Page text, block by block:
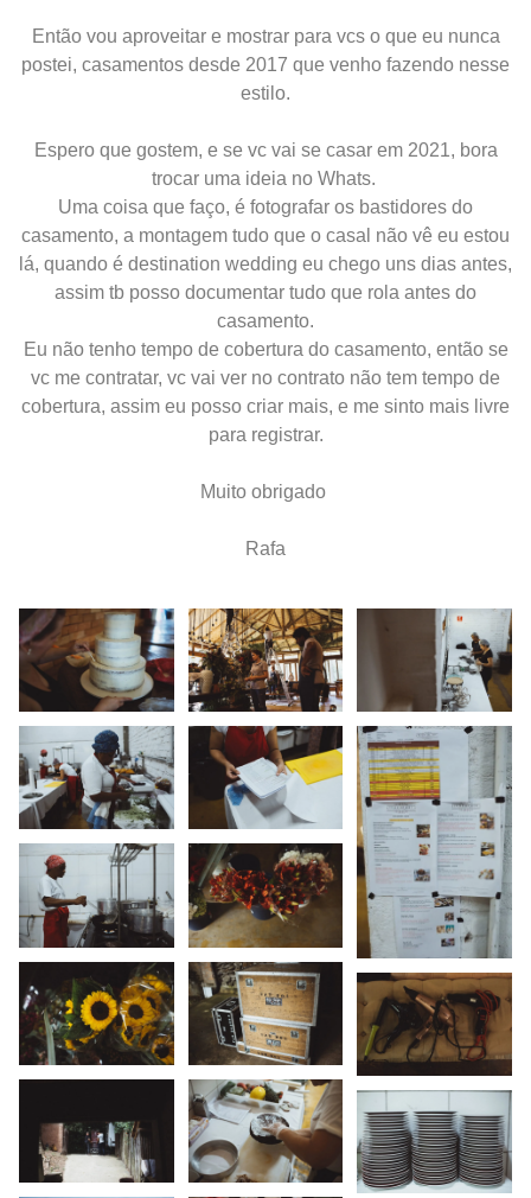
Então vou aproveitar e mostrar para vcs o que eu nunca
postei, casamentos desde 2017 que venho fazendo nesse
estilo.
Espero que gostem, e se vc vai se casar em 2021, bora
trocar uma ideia no Whats.
Uma coisa que faço, é fotografar os bastidores do
casamento, a montagem tudo que o casal não vê eu estou
lá, quando é destination wedding eu chego uns dias antes,
assim tb posso documentar tudo que rola antes do
casamento.
Eu não tenho tempo de cobertura do casamento, então se
vc me contratar, vc vai ver no contrato não tem tempo de
cobertura, assim eu posso criar mais, e me sinto mais livre
para registrar.
Muito obrigado
Rafa